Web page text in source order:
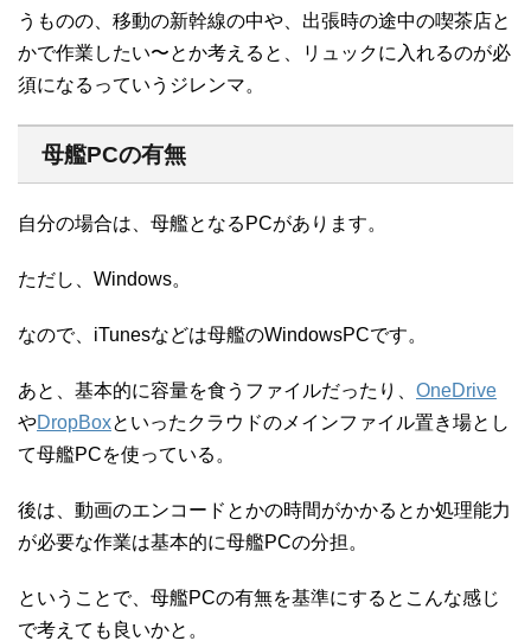
うものの、移動の新幹線の中や、出張時の途中の喫茶店と
かで作業したい〜とか考えると、リュックに入れるのが必
須になるっていうジレンマ。
母艦PCの有無
自分の場合は、母艦となるPCがあります。
ただし、Windows。
なので、iTunesなどは母艦のWindowsPCです。
あと、基本的に容量を食うファイルだったり、 OneDrive
やDropBoxといったクラウドのメインファイル置き場とし
て母艦PCを使っている。
後は、動画のエンコードとかの時間がかかるとか処理能力
が必要な作業は基本的に母艦PCの分担。
ということで、母艦PCの有無を基準にするとこんな感じ
で考えても良いかと。